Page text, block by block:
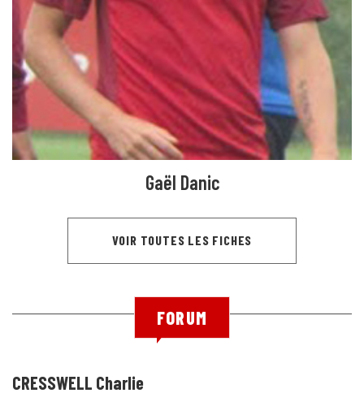
Gaël Danic
VOIR TOUTES LES FICHES
FORUM
CRESSWELL Charlie